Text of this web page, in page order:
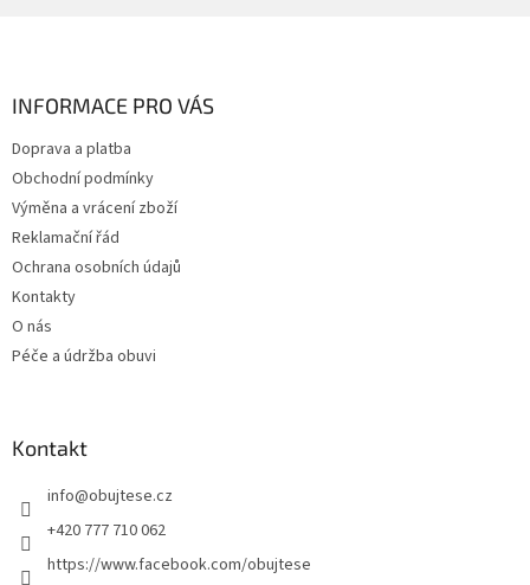
INFORMACE PRO VÁS
Doprava a platba
Obchodní podmínky
Výměna a vrácení zboží
Reklamační řád
Ochrana osobních údajů
Kontakty
O nás
Péče a údržba obuvi
Kontakt
info@obujtese.cz
+420 777 710 062
https://www.facebook.com/obujtese